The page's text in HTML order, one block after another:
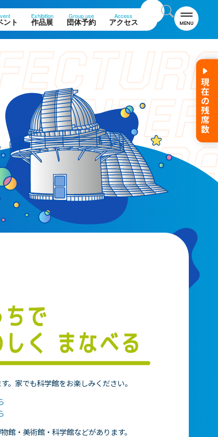
ント
Exhibition
作品展
Group use
団体予約
Access
アクセス MENU
名誉館長あいさつ
お知らせ
サイトポリシー
プライバシーポリシー
お問い合わせ
プラネタリウム
。家でも科学館をお楽しみください。
館・美術館・科学館などがあります。